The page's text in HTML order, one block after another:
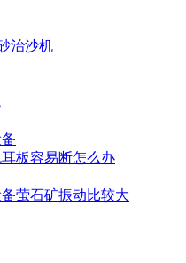
治沙机
板容易断怎么办
萤石矿振动比较大